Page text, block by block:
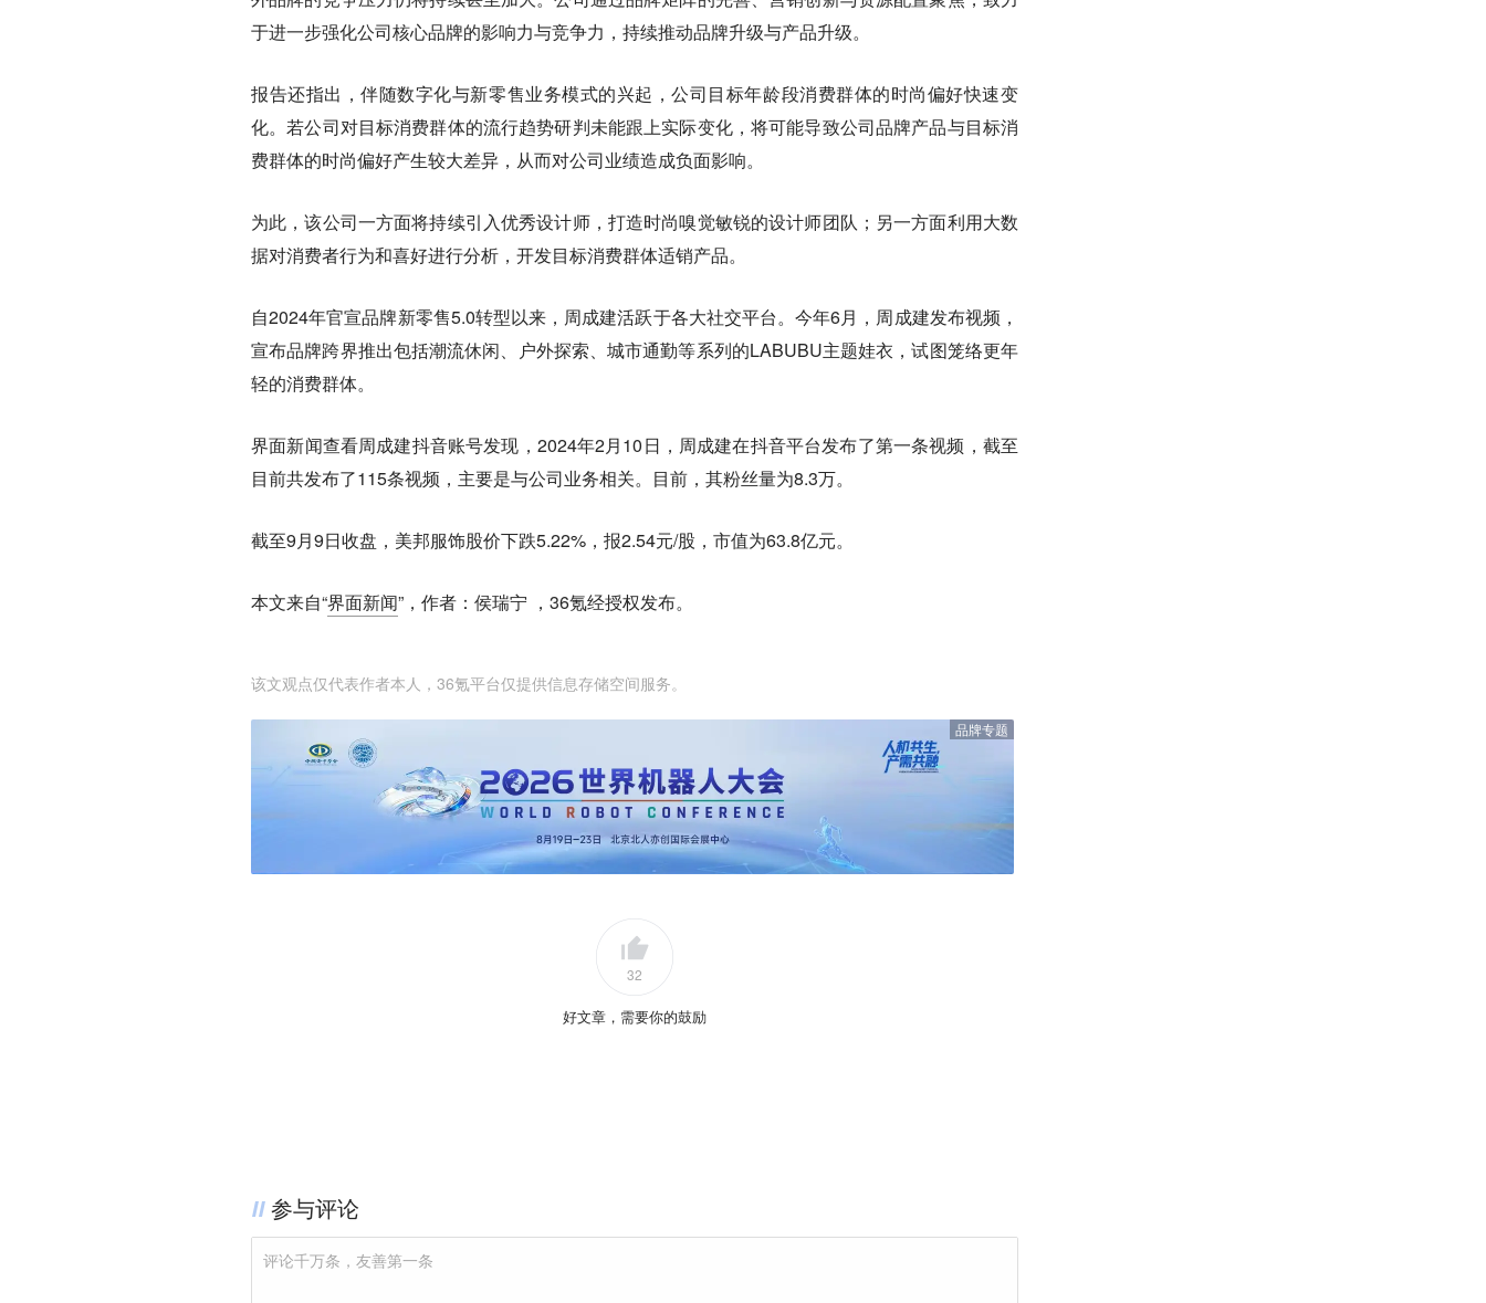
于进一步强化公司核心品牌的影响力与竞争力，持续推动品牌升级与产品升级。
报告还指出，伴随数字化与新零售业务模式的兴起，公司目标年龄段消费群体的时尚偏好快速变
化。若公司对目标消费群体的流行趋势研判未能跟上实际变化，将可能导致公司品牌产品与目标消
费群体的时尚偏好产生较大差异，从而对公司业绩造成负面影响。
为此，该公司一方面将持续引入优秀设计师，打造时尚嗅觉敏锐的设计师团队；另一方面利用大数
据对消费者行为和喜好进行分析，开发目标消费群体适销产品。
自2024年官宣品牌新零售5.0转型以来，周成建活跃于各大社交平台。今年6月，周成建发布视频，
宣布品牌跨界推出包括潮流休闲、户外探索、城市通勤等系列的LABUBU主题娃衣，试图笼络更年
轻的消费群体。
界面新闻查看周成建抖音账号发现，2024年2月10日，周成建在抖音平台发布了第一条视频，截至
目前共发布了115条视频，主要是与公司业务相关。目前，其粉丝量为8.3万。
截至9月9日收盘，美邦服饰股价下跌5.22%，报2.54元/股，市值为63.8亿元。
本文来自“界面新闻”，作者：侯瑞宁 ，36氪经授权发布。
该文观点仅代表作者本人，36氪平台仅提供信息存储空间服务。
品牌专题
32
好文章，需要你的鼓励
参与评论
评论千万条，友善第一条